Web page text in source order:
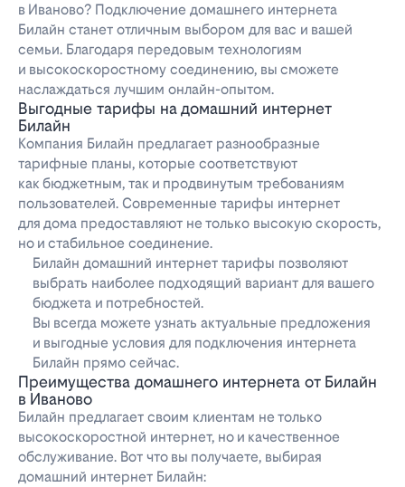
в Иваново? Подключение домашнего интернета
Билайн станет отличным выбором для вас и вашей
семьи. Благодаря передовым технологиям
и высокоскоростному соединению, вы сможете
наслаждаться лучшим онлайн-опытом.
Выгодные тарифы на домашний интернет
Билайн
Компания Билайн предлагает разнообразные
тарифные планы, которые соответствуют
как бюджетным, так и продвинутым требованиям
пользователей. Современные тарифы интернет
для дома предоставляют не только высокую скорость,
но и стабильное соединение.
Билайн домашний интернет тарифы позволяют
выбрать наиболее подходящий вариант для вашего
бюджета и потребностей.
Вы всегда можете узнать актуальные предложения
и выгодные условия для подключения интернета
Билайн прямо сейчас.
Преимущества домашнего интернета от Билайн
в Иваново
Билайн предлагает своим клиентам не только
высокоскоростной интернет, но и качественное
обслуживание. Вот что вы получаете, выбирая
домашний интернет Билайн: